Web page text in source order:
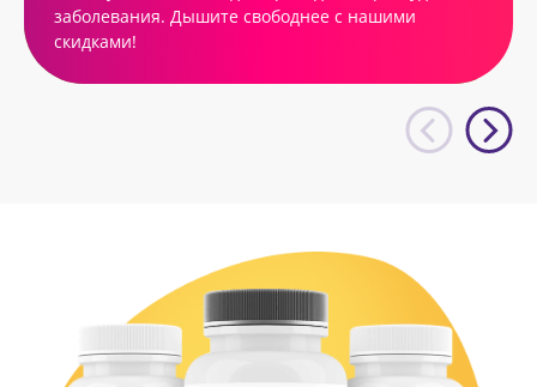
заболевания. Дышите свободнее с нашими
скидками!